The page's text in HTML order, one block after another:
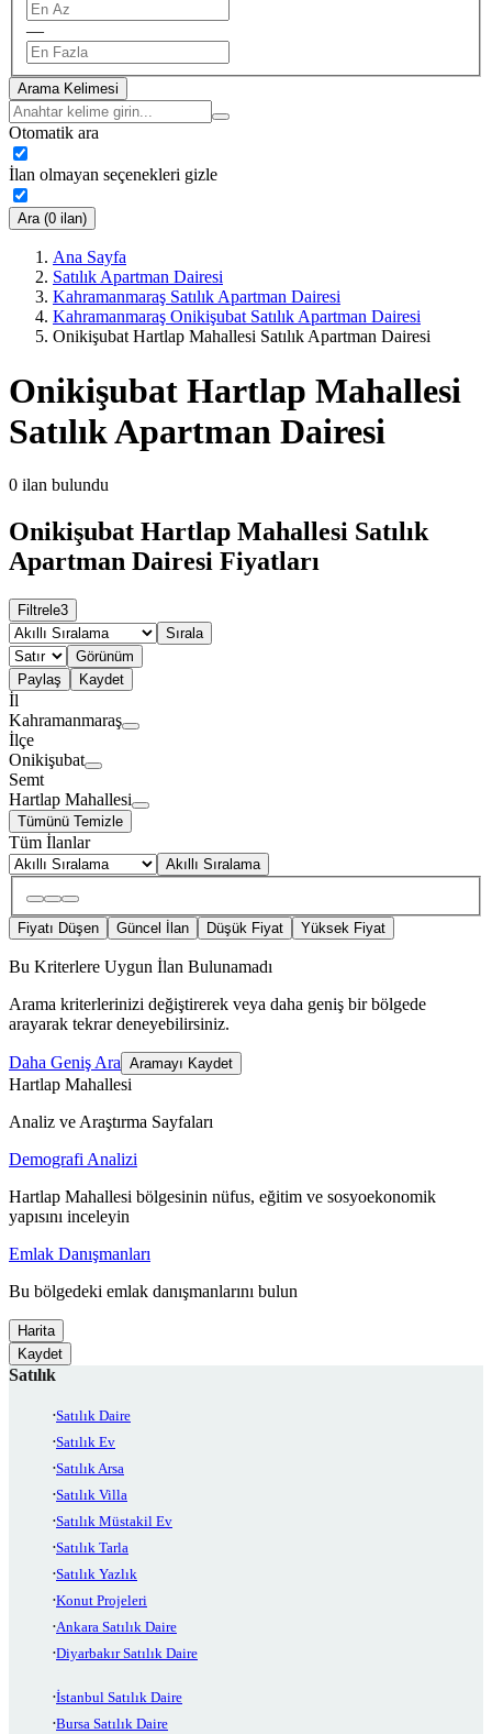
—
Arama Kelimesi
Otomatik ara
İlan olmayan seçenekleri gizle
Ara (0 ilan)
Ana Sayfa
Satılık Apartman Dairesi
Kahramanmaraş Satılık Apartman Dairesi
Kahramanmaraş Onikişubat Satılık Apartman Dairesi
Onikişubat Hartlap Mahallesi Satılık Apartman Dairesi
Onikişubat Hartlap Mahallesi
Satılık Apartman Dairesi
0 ilan bulundu
Onikişubat Hartlap Mahallesi Satılık
Apartman Dairesi Fiyatları
Filtrele3
Sırala
Görünüm
Paylaş
Kaydet
İl
Kahramanmaraş
İlçe
Onikişubat
Semt
Hartlap Mahallesi
Tümünü Temizle
Tüm İlanlar
Akıllı Sıralama
Fiyatı Düşen Güncel İlan Düşük Fiyat Yüksek Fiyat
Bu Kriterlere Uygun İlan Bulunamadı
Arama kriterlerinizi değiştirerek veya daha geniş bir bölgede
arayarak tekrar deneyebilirsiniz.
Daha Geniş Ara Aramayı Kaydet
Hartlap Mahallesi
Analiz ve Araştırma Sayfaları
Demografi Analizi
Hartlap Mahallesi bölgesinin nüfus, eğitim ve sosyoekonomik
yapısını inceleyin
Emlak Danışmanları
Bu bölgedeki emlak danışmanlarını bulun
Harita
Kaydet
Satılık
Satılık Daire
Satılık Ev
Satılık Arsa
Satılık Villa
Satılık Müstakil Ev
Satılık Tarla
Satılık Yazlık
Konut Projeleri
Ankara Satılık Daire
Diyarbakır Satılık Daire
İstanbul Satılık Daire
Bursa Satılık Daire